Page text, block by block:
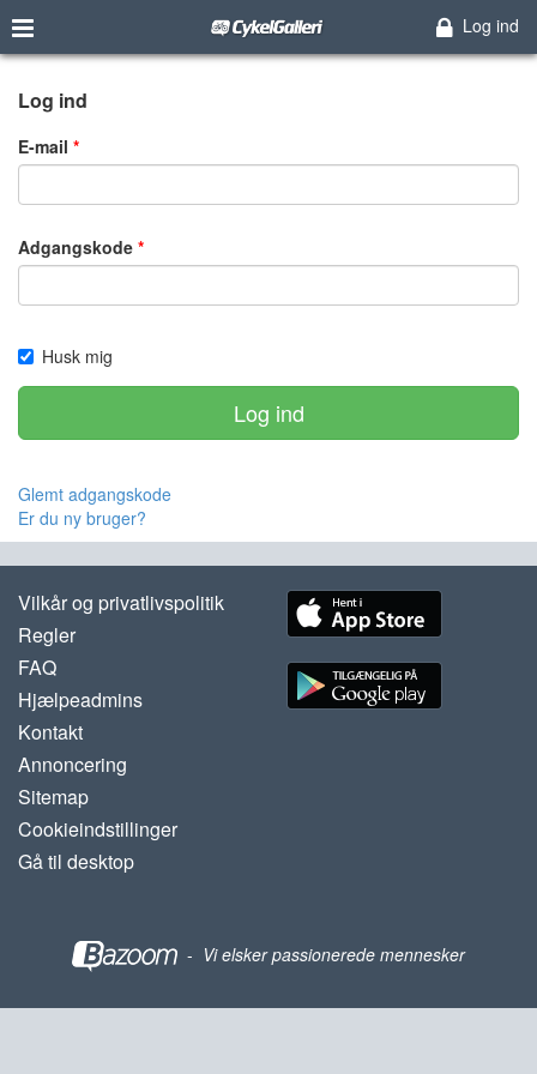
Log ind
Log ind
E-mail
Adgangskode
Husk mig
Log ind
Glemt adgangskode
Er du ny bruger?
Vilkår og privatlivspolitik
Regler
FAQ
Hjælpeadmins
Kontakt
Annoncering
Sitemap
Cookieindstillinger
Gå til desktop
- Vi elsker passionerede mennesker